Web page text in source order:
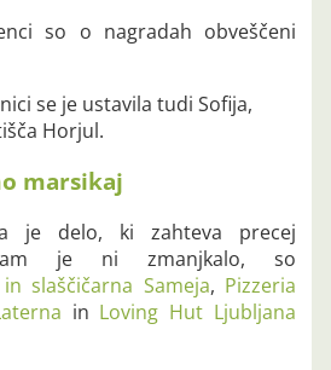
so o nagradah obveščeni
se je ustavila tudi Sofija,
Horjul.
marsikaj
je delo, ki zahteva precej
je ni zmanjkalo, so
slaščičarna Sameja, Pizzeria
in Loving Hut Ljubljana